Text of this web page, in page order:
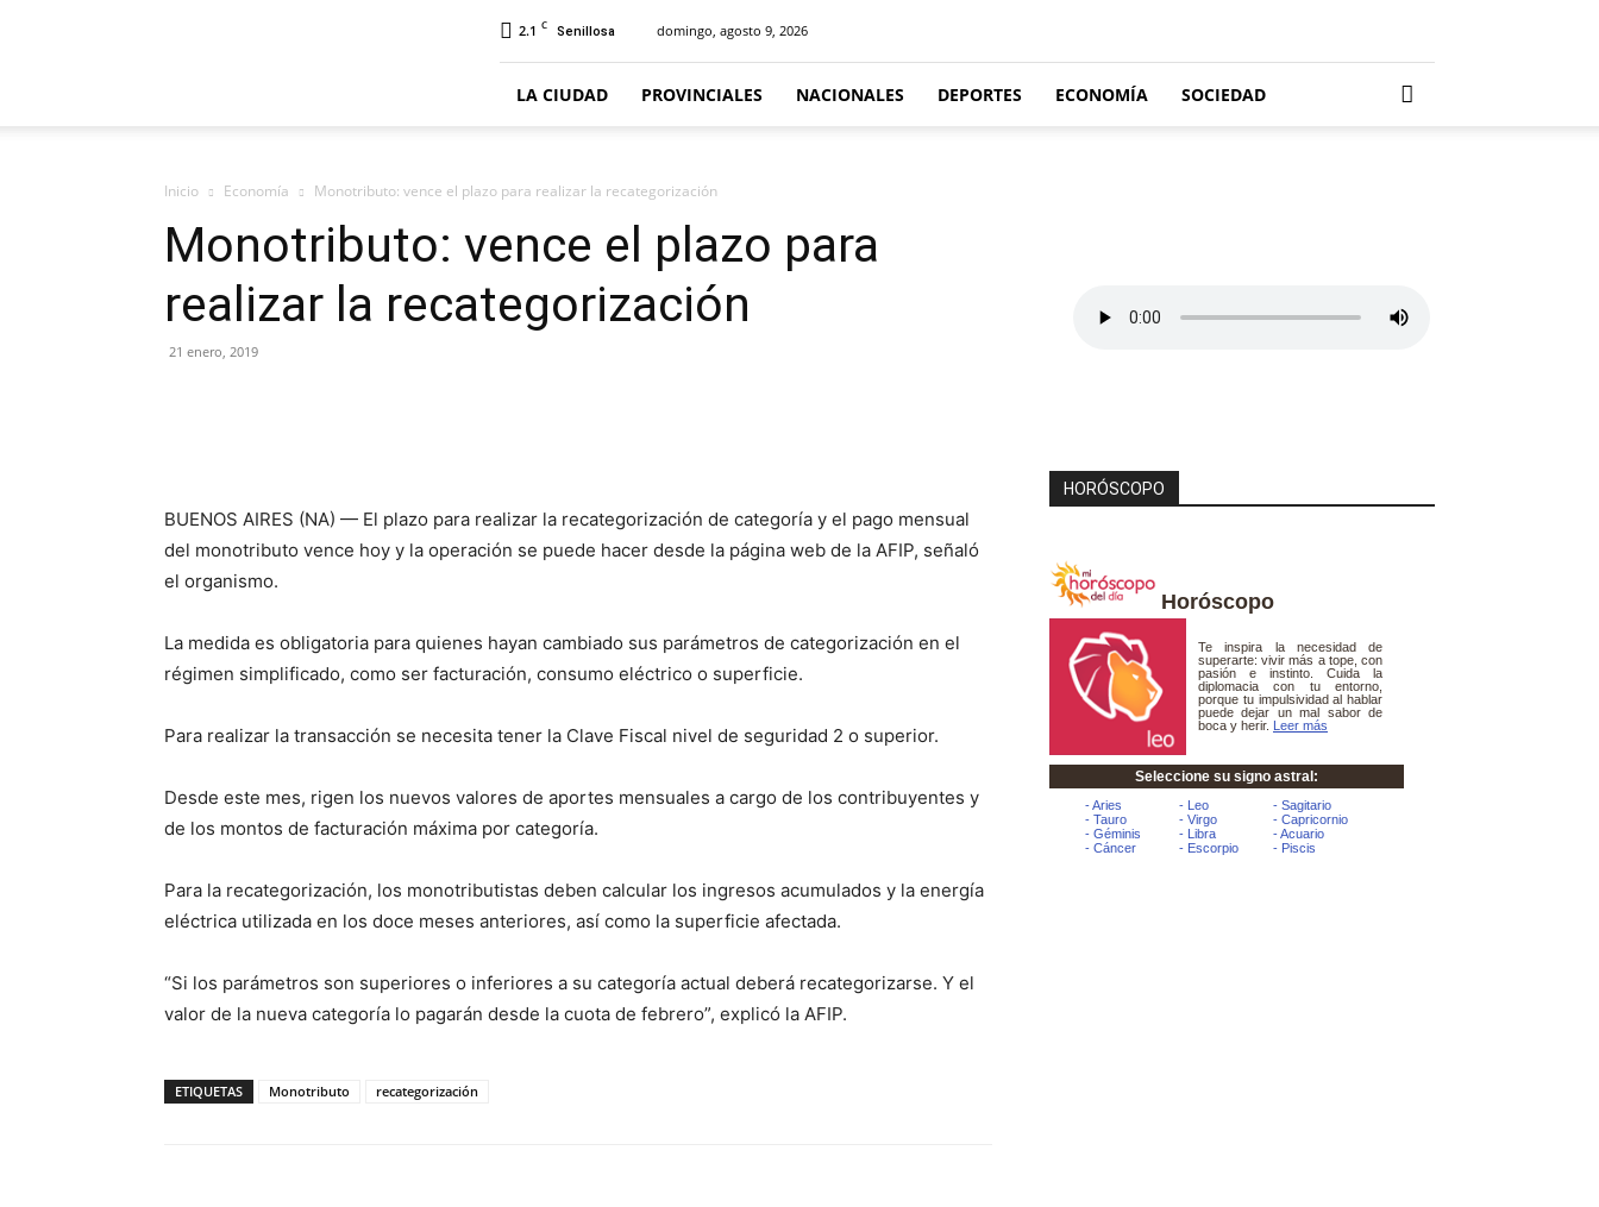
2.1 C Senillosa domingo, agosto 9, 2026
LA CIUDAD PROVINCIALES NACIONALES DEPORTES ECONOMÍA SOCIEDAD
Inicio Economía Monotributo: vence el plazo para realizar la recategorización
Monotributo: vence el plazo para
realizar la recategorización
21 enero, 2019
BUENOS AIRES (NA) — El plazo para realizar la recategorización de categoría y el pago mensual
del monotributo vence hoy y la operación se puede hacer desde la página web de la AFIP, señaló
el organismo.
La medida es obligatoria para quienes hayan cambiado sus parámetros de categorización en el
régimen simplificado, como ser facturación, consumo eléctrico o superficie.
Para realizar la transacción se necesita tener la Clave Fiscal nivel de seguridad 2 o superior.
Desde este mes, rigen los nuevos valores de aportes mensuales a cargo de los contribuyentes y
de los montos de facturación máxima por categoría.
Para la recategorización, los monotributistas deben calcular los ingresos acumulados y la energía
eléctrica utilizada en los doce meses anteriores, así como la superficie afectada.
“Si los parámetros son superiores o inferiores a su categoría actual deberá recategorizarse. Y el
valor de la nueva categoría lo pagarán desde la cuota de febrero”, explicó la AFIP.
ETIQUETAS Monotributo recategorización
HORÓSCOPO
Horóscopo